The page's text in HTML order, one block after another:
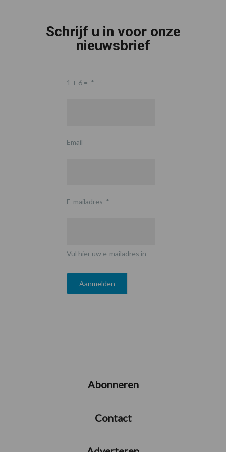
Schrijf u in voor onze
nieuwsbrief
1 + 6 = *
Email
E-mailadres *
Vul hier uw e-mailadres in
Abonneren
Contact